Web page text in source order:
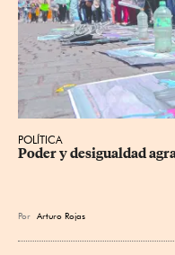
POLÍTICA
Poder y desigualdad
Por Arturo Rojas